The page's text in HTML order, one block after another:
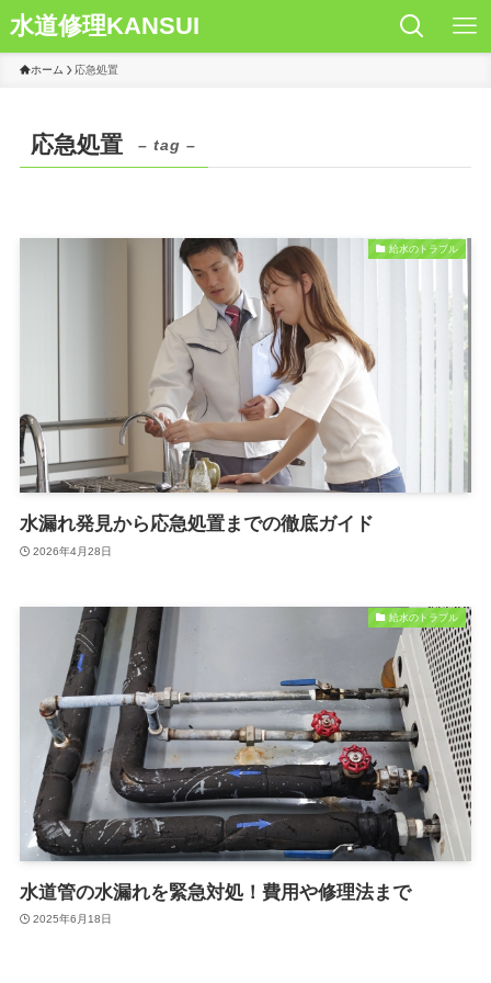
水道修理KANSUI
ホーム 応急処置
応急処置 – tag –
給水のトラブル
水漏れ発見から応急処置までの徹底ガイド
2026年4月28日
給水のトラブル
水道管の水漏れを緊急対処！費用や修理法まで
2025年6月18日